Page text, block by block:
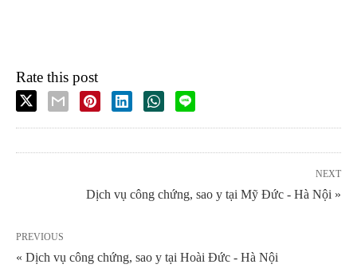
Rate this post
NEXT
Dịch vụ công chứng, sao y tại Mỹ Đức - Hà Nội »
PREVIOUS
« Dịch vụ công chứng, sao y tại Hoài Đức - Hà Nội